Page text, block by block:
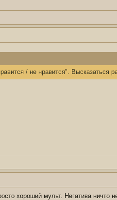
/ не нравится". Высказаться
хороший мульт. Негатива ничто